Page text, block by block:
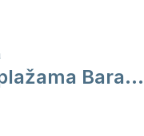
Bara...